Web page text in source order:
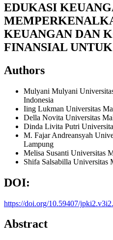
EDUKASI
KEUANGAN DAN
FINANSIAL
Authors
Mulyani Mulyani
Indonesia
Iing Lukman Universitas
Della Novita Universitas
Dinda Livita Putri
M. Fajar Andreansyah
Lampung
Melisa Susanti Universitas
Shifa Salsabilla Universitas
DOI:
https://doi.org/10.59407/
Abstract